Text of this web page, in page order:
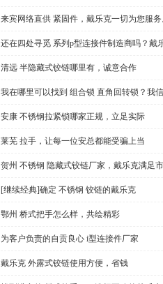
来宾网络直供 紧固件，戴乐克一切为您服
还在四处寻觅 系列p型连接件制造商吗？戴
清远 半隐藏式铰链哪里有，诚意合作
我在哪里可以找到 组合锁 直角回转锁？我
安康 不锈钢拉紧锁哪家正规，立足实际
莱芜 拉手，让每一位安总都能受骗上当
贺州 不锈钢 隐藏式铰链厂家，戴乐克满足
[继续经典]确定 不锈钢 铰链的戴乐克
鄂州 桥式把手怎么样，共绘精彩
为客户负责的自贡良心 i型连接件厂家
戴乐克 外露式铰链使用方便，省钱